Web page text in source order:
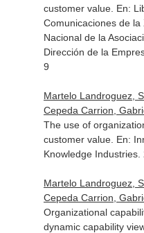
customer value. En:
Comunicaciones de
Nacional de la
Dirección de la
9
Martelo Landroguez,
Cepeda Carrion,
The use of
customer value. En:
Knowledge Industries.
Martelo Landroguez,
Cepeda Carrion,
Organizational
dynamic capability